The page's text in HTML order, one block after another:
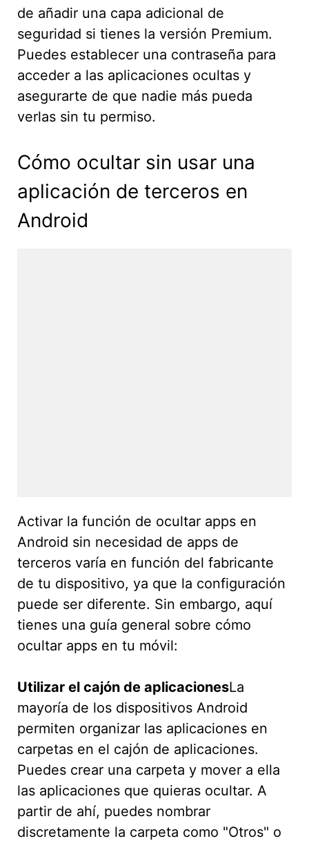
de añadir una capa adicional de
seguridad si tienes la versión Premium.
Puedes establecer una contraseña para
acceder a las aplicaciones ocultas y
asegurarte de que nadie más pueda
verlas sin tu permiso.
Cómo ocultar sin usar una
aplicación de terceros en
Android
Activar la función de ocultar apps en
Android sin necesidad de apps de
terceros varía en función del fabricante
de tu dispositivo, ya que la configuración
puede ser diferente. Sin embargo, aquí
tienes una guía general sobre cómo
ocultar apps en tu móvil:
Utilizar el cajón de aplicacionesLa
mayoría de los dispositivos Android
permiten organizar las aplicaciones en
carpetas en el cajón de aplicaciones.
Puedes crear una carpeta y mover a ella
las aplicaciones que quieras ocultar. A
partir de ahí, puedes nombrar
discretamente la carpeta como "Otros" o